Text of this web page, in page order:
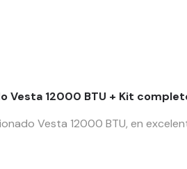
Vesta 12000 BTU + Kit
Vesta 12000 BTU, en